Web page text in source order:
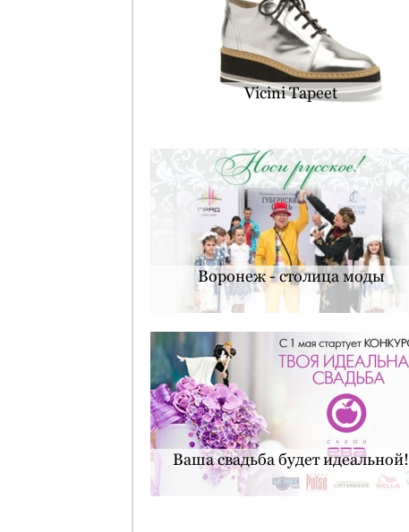
Vicini Tapeet
Воронеж - столица моды
Ваша свадьба будет идеальной!